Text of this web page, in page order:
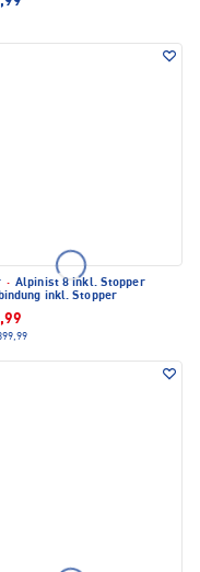
ERHÄLTLICH
· Alpinist 8 inkl. Stopper
inkl. Stopper